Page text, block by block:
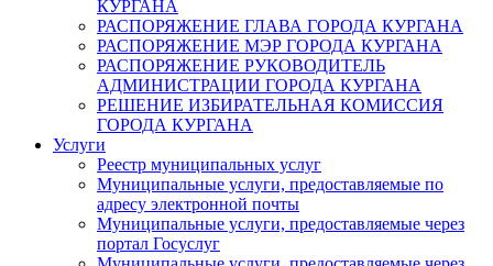
КУРГАНА
РАСПОРЯЖЕНИЕ ГЛАВА ГОРОДА КУРГАНА
РАСПОРЯЖЕНИЕ МЭР ГОРОДА КУРГАНА
РАСПОРЯЖЕНИЕ РУКОВОДИТЕЛЬ
АДМИНИСТРАЦИИ ГОРОДА КУРГАНА
РЕШЕНИЕ ИЗБИРАТЕЛЬНАЯ КОМИССИЯ
ГОРОДА КУРГАНА
Услуги
Реестр муниципальных услуг
Муниципальные услуги, предоставляемые по
адресу электронной почты
Муниципальные услуги, предоставляемые через
портал Госуслуг